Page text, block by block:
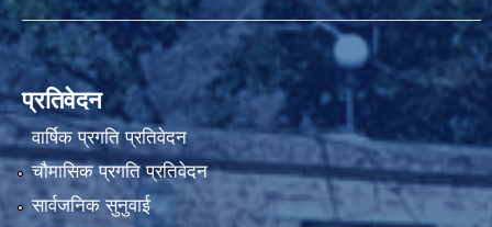
प्रतिवेदन
वार्षिक प्रगति प्रतिवेदन
चौमासिक प्रगति प्रतिवेदन
सार्वजनिक सुनुवाई